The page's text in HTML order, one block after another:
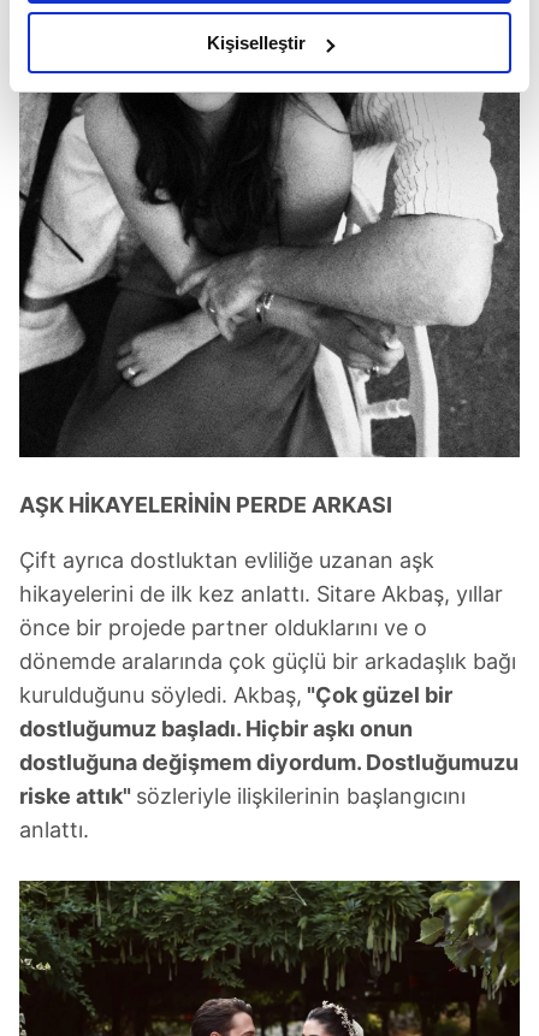
amacımızın size daha iyi bir reklam deneyimi sunmak
olduğunu ve sizlere en iyi içerikleri sunabilmek adına
elimizden gelen çabayı gösterdiğimizi ve bu noktada,
reklamların maliyetlerimizi karşılamak noktasında tek gelir
kalemimiz olduğunu sizlere hatırlatmak isteriz.
Her halükârda, kullanıcılar, bu çerezlere izin vermedikleri
takdirde, kullanıcılara hedefli reklamlar
gösterilmeyecektir."
Sizlere daha iyi bir hizmet sunabilmek için İnternet
Sitemizde kendimize ve üçüncü kişilere ait çerezler
kullanılmaktadır. Bu çerezler vasıtasıyla çeşitli kişisel
verileriniz işlenmekte olup gerekli olan çerezler bilgi
toplumu hizmetlerinin sunulması amacıyla
kullanılmaktadır. Diğer çerezler, sitemizin daha işlevsel
reklam/pazarlama faaliyetlerinin yapılması, amaçlarıyla
Çerezlere ilişkin tercihlerinizi aşağıda yer alan panel
vasıtasıyla belirleyebilirsiniz. Çerezlere ilişkin detaylı bilgi
için Ayarlar butonuna tıklayabilir,
Metnimiziziyaret edebilirsiniz.
6698 sayılı Kişisel Verilerin Korunması Kanunu uyarınca
hazırlanmış Aydınlatma Metnimizi okumak ve sitemizde
ilgili mevzuata uygun olarak kullanılan çerezlerle ilgili bilgi
almak için lütfen
Kişiselleştir
AŞK HİKAYELERİNİN PERDE ARKASI
Çift ayrıca dostluktan evliliğe uzanan aşk
hikayelerini de ilk kez anlattı. Sitare Akbaş, yıllar
önce bir projede partner olduklarını ve o
dönemde aralarında çok güçlü bir arkadaşlık bağı
kurulduğunu söyledi. Akbaş, "Çok güzel bir
dostluğumuz başladı. Hiçbir aşkı onun
dostluğuna değişmem diyordum. Dostluğumuzu
riske attık" sözleriyle ilişkilerinin başlangıcını
anlattı.